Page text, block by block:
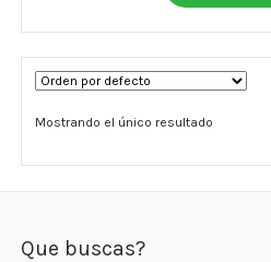
Sueño
Niños
Diabetes
Mostrando el único resultado
Que buscas?